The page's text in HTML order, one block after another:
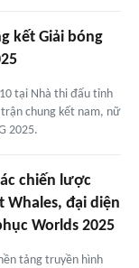
kết Giải bóng
tại Nhà thi đấu tỉnh
chung kết nam, nữ
2025.
chiến lược
Whales, đại diện
Worlds 2025
tảng truyền hình